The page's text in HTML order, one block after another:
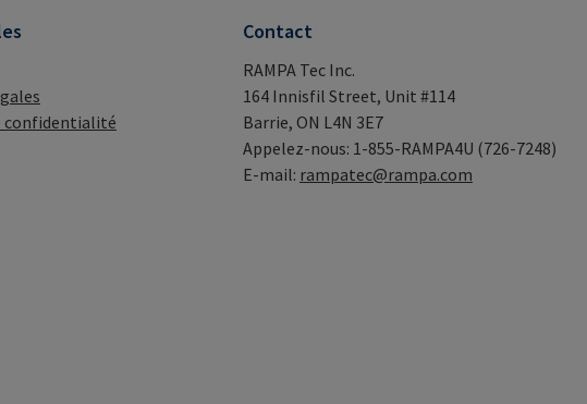
confidentialité
Contact
RAMPA Tec Inc.
164 Innisfil Street, Unit #114
Barrie, ON L4N 3E7
Appelez-nous: 1-855-RAMPA4U (726-7248)
E-mail: rampatec@rampa.com